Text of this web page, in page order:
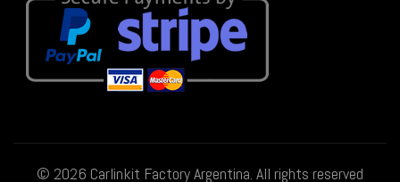
© 2026 Carlinkit Factory Argentina. All rights reserved